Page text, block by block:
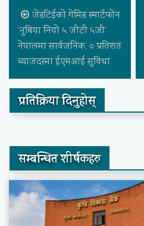
जेडटिईको गेमिङ स्मार्टफोन
‘नुबिया नियो ५ जीटी ५जी’
नेपालमा सार्वजनिक, ० प्रतिशत
ब्याजदरमा ईएमआई सुविधा
प्रतिक्रिया दिनुहोस्
सम्बन्धित शीर्षकहरु